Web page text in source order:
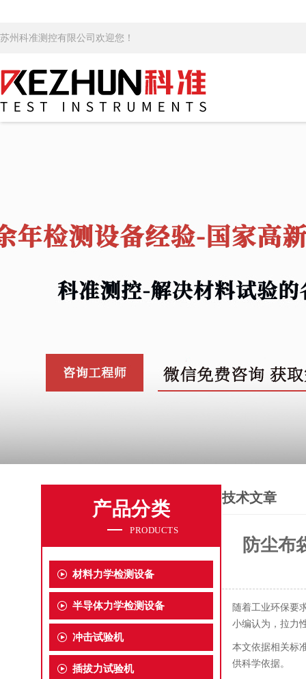
苏州科准测控有限公司欢迎您！
产品分类
PRODUCTS
材料力学检测设备
半导体力学检测设备
冲击试验机
插拔力试验机
技术文章
防尘布
随着工业环保要
小编认为，拉力
本文依据相关标
供科学依据。